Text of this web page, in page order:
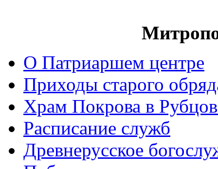
О Патриаршем центре
Приходы старого
Храм Покрова в
Расписание служб
Древнерусское